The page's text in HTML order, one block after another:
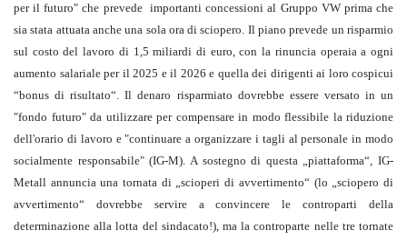
per il futuro" che prevede importanti concessioni al Gruppo VW prima che
sia stata attuata anche una sola ora di sciopero. Il piano prevede un risparmio
sul costo del lavoro di 1,5 miliardi di euro, con la rinuncia operaia a ogni
aumento salariale per il 2025 e il 2026 e quella dei dirigenti ai loro cospicui
“bonus di risultato“. Il denaro risparmiato dovrebbe essere versato in un
"fondo futuro" da utilizzare per compensare in modo flessibile la riduzione
dell'orario di lavoro e "continuare a organizzare i tagli al personale in modo
socialmente responsabile" (IG-M). A sostegno di questa „piattaforma“, IG-
Metall annuncia una tornata di „scioperi di avvertimento“ (lo „sciopero di
avvertimento“ dovrebbe servire a convincere le controparti della
determinazione alla lotta del sindacato!), ma la controparte nelle tre tornate